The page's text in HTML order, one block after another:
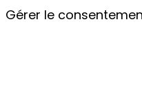
Gérer le